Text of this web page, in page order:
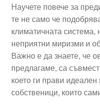
Политика за
Правила и условия
Процедура за
Разгледайте
Научете повече за
те не само че
климатичната
неприятни миризми и
Важно е да знаете, че
предлагаме, са
което ги прави
собственици, които